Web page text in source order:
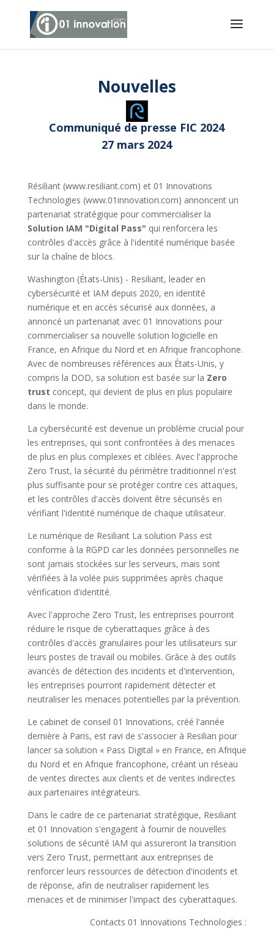
Nouvelles
Communiqué de presse FIC 2024
27 mars 2024
Résiliant (www.resiliant.com) et 01 Innovations
Technologies (www.01innovation.com) annoncent un
partenariat stratégique pour commercialiser la
Solution IAM "Digital Pass" qui renforcera les
contrôles d'accès grâce à l'identité numérique basée
sur la chaîne de blocs.
Washington (États-Unis) - Resiliant, leader en
cybersécurité et IAM depuis 2020, en identité
numérique et en accès sécurisé aux données, a
annoncé un partenariat avec 01 Innovations pour
commercialiser sa nouvelle solution logicielle en
France, en Afrique du Nord et en Afrique francophone.
Avec de nombreuses références aux États-Unis, y
compris la DOD, sa solution est basée sur la Zero
trust concept, qui devient de plus en plus populaire
dans le monde.
La cybersécurité est devenue un problème crucial pour
les entreprises, qui sont confrontées à des menaces
de plus en plus complexes et ciblées. Avec l'approche
Zero Trust, la sécurité du périmètre traditionnel n'est
plus suffisante pour se protéger contre ces attaques,
et les contrôles d'accès doivent être sécurisés en
vérifiant l'identité numérique de chaque utilisateur.
Le numérique de Resiliant La solution Pass est
conforme à la RGPD car les données personnelles ne
sont jamais stockées sur les serveurs, mais sont
vérifiées à la volée puis supprimées après chaque
vérification d'identité.
Avec l'approche Zero Trust, les entreprises pourront
réduire le risque de cyberattaques grâce à des
contrôles d'accès granulaires pour les utilisateurs sur
leurs postes de travail ou mobiles. Grâce à des outils
avancés de détection des incidents et d'intervention,
les entreprises pourront rapidement détecter et
neutraliser les menaces potentielles par la prévention.
Le cabinet de conseil 01 Innovations, créé l'année
dernière à Paris, est ravi de s'associer à Resilian pour
lancer sa solution « Pass Digital » en France, en Afrique
du Nord et en Afrique francophone, créant un réseau
de ventes directes aux clients et de ventes indirectes
aux partenaires intégrateurs.
Dans le cadre de ce partenariat stratégique, Resiliant
et 01 Innovation s'engagent à fournir de nouvelles
solutions de sécurité IAM qui assureront la transition
vers Zero Trust, permettant aux entreprises de
renforcer leurs ressources de détection d'incidents et
de réponse, afin de neutraliser rapidement les
menaces et de minimiser l'impact des cyberattaques.
Contacts 01 Innovations Technologies :